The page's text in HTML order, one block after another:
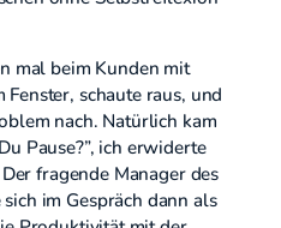
mal beim Kunden mit
Fenster, schaute raus, und
nach. Natürlich kam
Pause?”, ich erwiderte
fragende Manager des
im Gespräch dann als